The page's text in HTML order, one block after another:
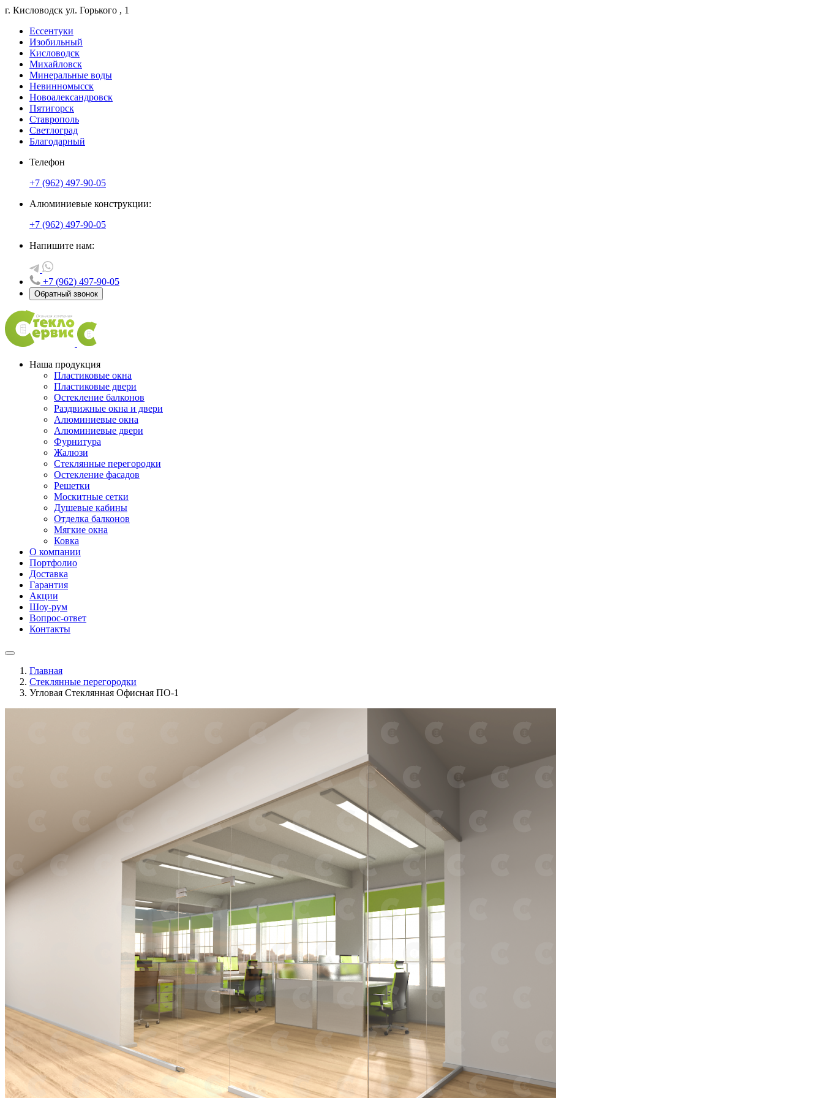
г. Кисловодск ул. Горького , 1
Ессентуки
Изобильный
Кисловодск
Михайловск
Минеральные воды
Невинномысск
Новоалександровск
Пятигорск
Ставрополь
Светлоград
Благодарный
Телефон
+7 (962) 497-90-05
Алюминиевые конструкции:
+7 (962) 497-90-05
Напишите нам:
+7 (962) 497-90-05
Обратный звонок
Наша продукция
Пластиковые окна
Пластиковые двери
Остекление балконов
Раздвижные окна и двери
Алюминиевые окна
Алюминиевые двери
Фурнитура
Жалюзи
Стеклянные перегородки
Остекление фасадов
Решетки
Москитные сетки
Душевые кабины
Отделка балконов
Мягкие окна
Ковка
О компании
Портфолио
Доставка
Гарантия
Акции
Шоу-рум
Вопрос-ответ
Контакты
Главная
Стеклянные перегородки
Угловая Стеклянная Офисная ПО-1